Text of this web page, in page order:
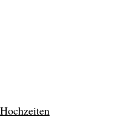
Hochzeiten